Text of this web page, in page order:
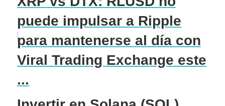
puede impulsar a Ripple
para mantenerse al día con
Viral Trading Exchange este
...